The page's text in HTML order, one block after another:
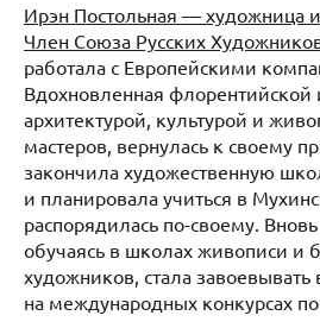
Ирэн Постольная — художница
Член Союза Русских
работала с Европейскими
Вдохновленная флорентийской
архитектурой, культурой и
мастеров, вернулась к своему
закончила художественную
и планировала учиться в
распорядилась по-своему. Вновь
обучаясь в школах живописи и
художников, стала
на международных конкурсах